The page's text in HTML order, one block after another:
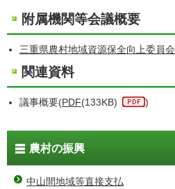
附属機関等会議概要
三重県農村地域資源保全向上委員会
関連資料
議事概要(PDF(133KB) )
農村の振興
中山間地域等直接支払